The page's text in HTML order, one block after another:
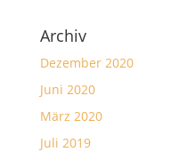
Archiv
Dezember 2020
Juni 2020
März 2020
Juli 2019